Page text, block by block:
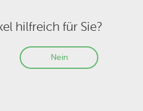
hilfreich für Sie?
Nein